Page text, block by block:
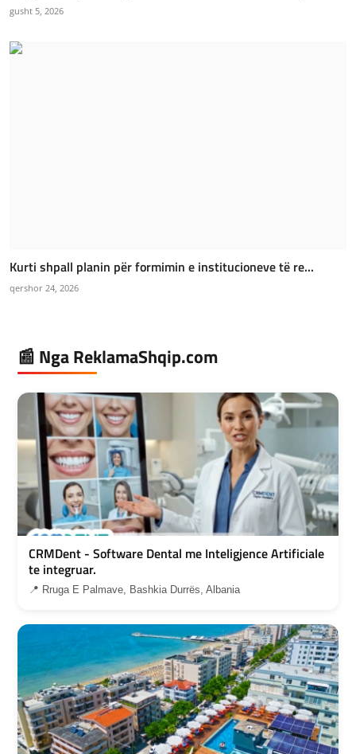
gusht 5, 2026
Kurti shpall planin për formimin e institucioneve të re...
qershor 24, 2026
📰 Nga ReklamaShqip.com
CRMDent - Software Dental me Inteligjence Artificiale
te integruar.
📍 Rruga E Palmave, Bashkia Durrës, Albania